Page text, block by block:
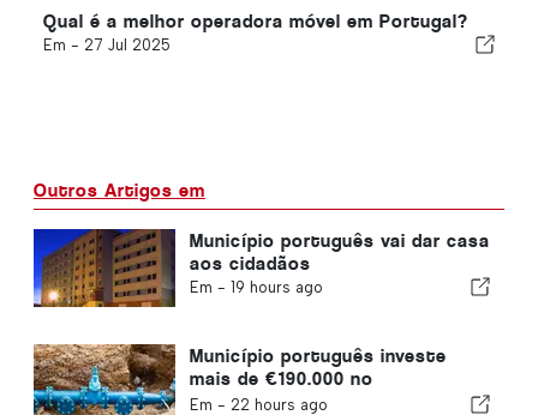
Qual é a melhor operadora móvel em Portugal?
Em - 27 Jul 2025
Outros Artigos em
Município português vai dar casa
aos cidadãos
Em - 19 hours ago
Município português investe
mais de €190.000 no
abastecimento de água
Em - 22 hours ago